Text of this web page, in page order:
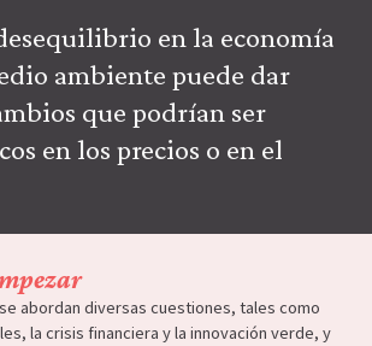
en la economía
ambiente puede dar
que podrían ser
en los precios o en el
abordan diversas cuestiones, tales como
la crisis financiera y la innovación verde, y